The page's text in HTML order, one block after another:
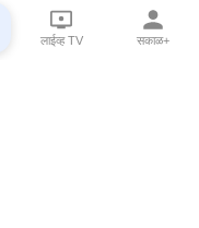
लाईव्ह TV सकाळ+